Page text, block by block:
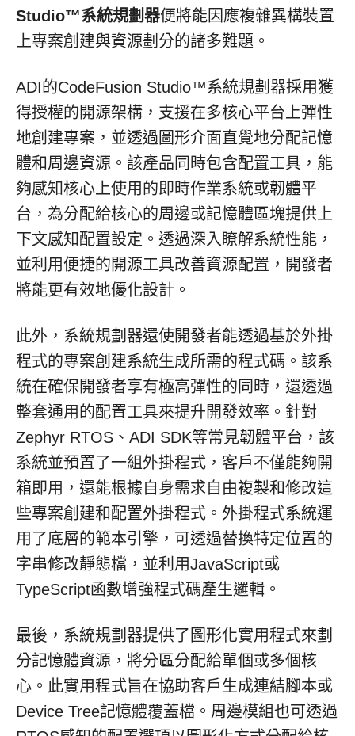
Studio™系統規劃器便將能因應複雜異構裝置
上專案創建與資源劃分的諸多難題。
ADI的CodeFusion Studio™系統規劃器採用獲
得授權的開源架構，支援在多核心平台上彈性
地創建專案，並透過圖形介面直覺地分配記憶
體和周邊資源。該產品同時包含配置工具，能
夠感知核心上使用的即時作業系統或韌體平
台，為分配給核心的周邊或記憶體區塊提供上
下文感知配置設定。透過深入瞭解系統性能，
並利用便捷的開源工具改善資源配置，開發者
將能更有效地優化設計。
此外，系統規劃器還使開發者能透過基於外掛
程式的專案創建系統生成所需的程式碼。該系
統在確保開發者享有極高彈性的同時，還透過
整套通用的配置工具來提升開發效率。針對
Zephyr RTOS、ADI SDK等常見韌體平台，該
系統並預置了一組外掛程式，客戶不僅能夠開
箱即用，還能根據自身需求自由複製和修改這
些專案創建和配置外掛程式。外掛程式系統運
用了底層的範本引擎，可透過替換特定位置的
字串修改靜態檔，並利用JavaScript或
TypeScript函數增強程式碼產生邏輯。
最後，系統規劃器提供了圖形化實用程式來劃
分記憶體資源，將分區分配給單個或多個核
心。此實用程式旨在協助客戶生成連結腳本或
Device Tree記憶體覆蓋檔。周邊模組也可透過